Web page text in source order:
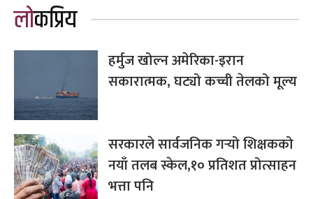
लोकप्रिय
हर्मुज खोल्न अमेरिका-इरान
सकारात्मक, घट्यो कच्ची तेलको मूल्य
सरकारले सार्वजनिक गर्‍यो शिक्षकको
नयाँ तलब स्केल,१० प्रतिशत प्रोत्साहन
भत्ता पनि